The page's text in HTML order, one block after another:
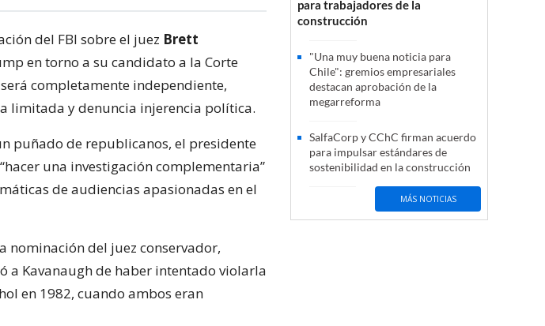
del FBI sobre el juez Brett
en torno a su candidato a la Corte
será completamente independiente,
limitada y denuncia injerencia política.
puñado de republicanos, el presidente
una investigación complementaria”
de audiencias apasionadas en el
nominación del juez conservador,
a Kavanaugh de haber intentado violarla
en 1982, cuando ambos eran
para trabajadores de la
construcción
"Una muy buena noticia para
Chile": gremios empresariales
destacan aprobación de la
megarreforma
SalfaCorp y CChC firman acuerdo
para impulsar estándares de
sostenibilidad en la construcción
MÁS NOTICIAS